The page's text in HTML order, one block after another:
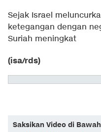
Sejak Israel
ketegangan dengan
Suriah meningkat
(isa/rds)
Saksikan Video di